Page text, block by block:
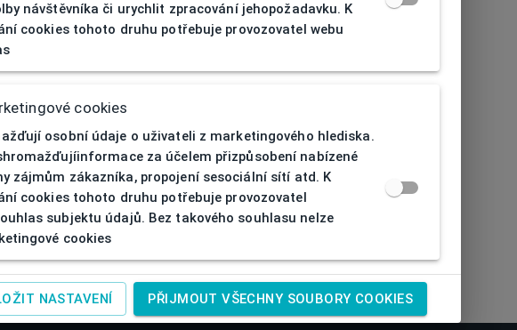
návštěvníka či urychlit zpracování jehopožadavku. K
cookies tohoto druhu potřebuje provozovatel webu
cookies
osobní údaje o uživateli z marketingového hlediska.
za účelem přizpůsobení nabízené
zájmům zákazníka, propojení sesociální sítí atd. K
cookies tohoto druhu potřebuje provozovatel
subjektu údajů. Bez takového souhlasu nelze
cookies
NASTAVENÍ PŘIJMOUT VŠECHNY SOUBORY COOKIES